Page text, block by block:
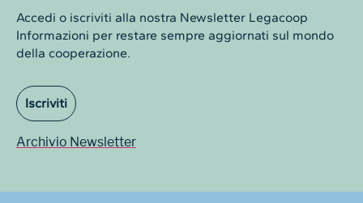
Accedi o iscriviti alla nostra Newsletter Legacoop
Informazioni per restare sempre aggiornati sul mondo
della cooperazione.
Iscriviti
Archivio Newsletter